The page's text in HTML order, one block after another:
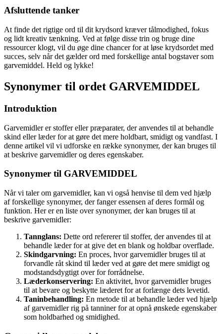
Afsluttende tanker
At finde det rigtige ord til dit krydsord kræver tålmodighed, fokus
og lidt kreativ tænkning. Ved at følge disse trin og bruge dine
ressourcer klogt, vil du øge dine chancer for at løse krydsordet med
succes, selv når det gælder ord med forskellige antal bogstaver som
garvemiddel. Held og lykke!
Synonymer til ordet GARVEMIDDEL
Introduktion
Garvemidler er stoffer eller præparater, der anvendes til at behandle
skind eller læder for at gøre det mere holdbart, smidigt og vandfast. I
denne artikel vil vi udforske en række synonymer, der kan bruges til
at beskrive garvemidler og deres egenskaber.
Synonymer til GARVEMIDDEL
Når vi taler om garvemidler, kan vi også henvise til dem ved hjælp
af forskellige synonymer, der fanger essensen af deres formål og
funktion. Her er en liste over synonymer, der kan bruges til at
beskrive garvemidler:
Tannglans: Dette ord refererer til stoffer, der anvendes til at
behandle læder for at give det en blank og holdbar overflade.
Skindgarvning: En proces, hvor garvemidler bruges til at
forvandle råt skind til læder ved at gøre det mere smidigt og
modstandsdygtigt over for forrådnelse.
Læderkonservering: En aktivitet, hvor garvemidler bruges
til at bevare og beskytte læderet for at forlænge dets levetid.
Taninbehandling: En metode til at behandle læder ved hjælp
af garvemidler rig på tanniner for at opnå ønskede egenskaber
som holdbarhed og smidighed.